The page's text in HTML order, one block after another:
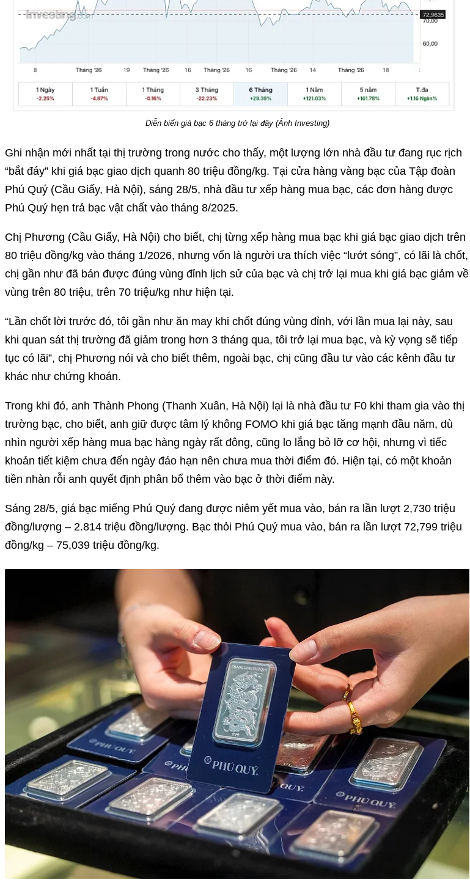
Diễn biến giá bạc 6 tháng trở lại đây (Ảnh Investing)
Ghi nhận mới nhất tại thị trường trong nước cho thấy, một lượng lớn nhà đầu tư đang rục rịch
“bắt đáy” khi giá bạc giao dịch quanh 80 triệu đồng/kg. Tại cửa hàng vàng bạc của Tập đoàn
Phú Quý (Cầu Giấy, Hà Nội), sáng 28/5, nhà đầu tư xếp hàng mua bạc, các đơn hàng được
Phú Quý hẹn trả bạc vật chất vào tháng 8/2025.
Chị Phương (Cầu Giấy, Hà Nội) cho biết, chị từng xếp hàng mua bạc khi giá bạc giao dịch trên
80 triệu đồng/kg vào tháng 1/2026, nhưng vốn là người ưa thích việc “lướt sóng”, có lãi là chốt,
chị gần như đã bán được đúng vùng đỉnh lịch sử của bạc và chị trở lại mua khi giá bạc giảm về
vùng trên 80 triệu, trên 70 triệu/kg như hiện tại.
“Lần chốt lời trước đó, tôi gần như ăn may khi chốt đúng vùng đỉnh, với lần mua lại này, sau
khi quan sát thị trường đã giảm trong hơn 3 tháng qua, tôi trở lại mua bạc, và kỳ vọng sẽ tiếp
tục có lãi”, chị Phương nói và cho biết thêm, ngoài bạc, chị cũng đầu tư vào các kênh đầu tư
khác như chứng khoán.
Trong khi đó, anh Thành Phong (Thanh Xuân, Hà Nội) lại là nhà đầu tư F0 khi tham gia vào thị
trường bạc, cho biết, anh giữ được tâm lý không FOMO khi giá bạc tăng mạnh đầu năm, dù
nhìn người xếp hàng mua bạc hàng ngày rất đông, cũng lo lắng bỏ lỡ cơ hội, nhưng vì tiếc
khoản tiết kiệm chưa đến ngày đáo hạn nên chưa mua thời điểm đó. Hiện tại, có một khoản
tiền nhàn rỗi anh quyết định phân bổ thêm vào bạc ở thời điểm này.
Sáng 28/5, giá bạc miếng Phú Quý đang được niêm yết mua vào, bán ra lần lượt 2,730 triệu
đồng/lượng – 2.814 triệu đồng/lượng. Bạc thỏi Phú Quý mua vào, bán ra lần lượt 72,799 triệu
đồng/kg – 75,039 triệu đồng/kg.